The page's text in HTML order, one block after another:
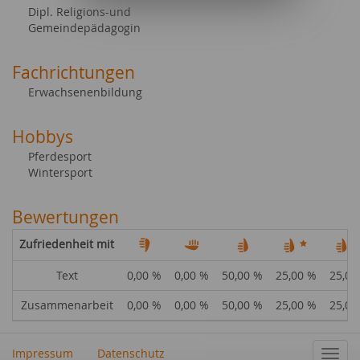
Dipl. Religions-und
Gemeindepädagogin
Fachrichtungen
Erwachsenenbildung
Hobbys
Pferdesport
Wintersport
Bewertungen
Zufriedenheit mit
Text 0,00 % 0,00 % 50,00 % 25,00 %
25,00
Zusammenarbeit
0,00 % 0,00 % 50,00 % 25,00 % 25,00
Impressum Datenschutz